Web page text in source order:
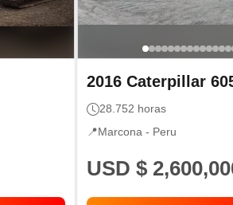
2016 Caterpillar
28.752 horas
📍Marcona - Peru
USD $